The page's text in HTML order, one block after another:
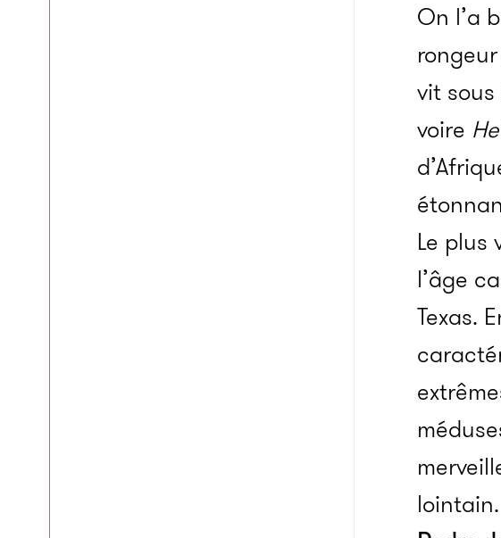
On l’a
vit
voire
Le plus
l’âge
Texas.